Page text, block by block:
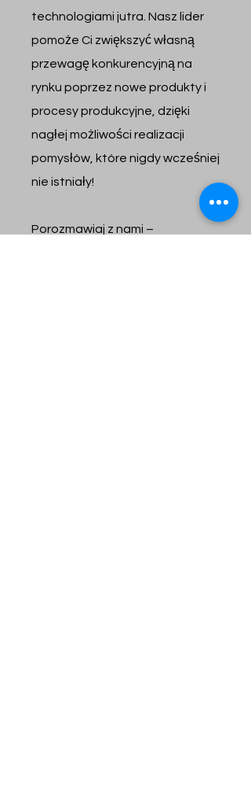
technologiami jutra. Nasz lider
pomoże Ci zwiększyć własną
przewagę konkurencyjną na
rynku poprzez nowe produkty i
procesy produkcyjne, dzięki
nagłej możliwości realizacji
pomysłów, które nigdy wcześniej
nie istniały!
Porozmawiaj z nami –